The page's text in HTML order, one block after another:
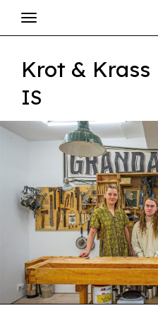
Krot & Krass
IS